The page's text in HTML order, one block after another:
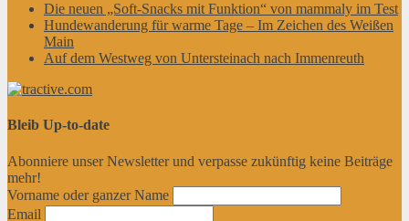
Die neuen „Soft-Snacks mit Funktion“ von mammaly im Test
Hundewanderung für warme Tage – Im Zeichen des Weißen
Main
Auf dem Westweg von Untersteinach nach Immenreuth
Bleib Up-to-date
Abonniere unser Newsletter und verpasse zukünftig keine Beiträge
mehr!
Vorname oder ganzer Name
Email